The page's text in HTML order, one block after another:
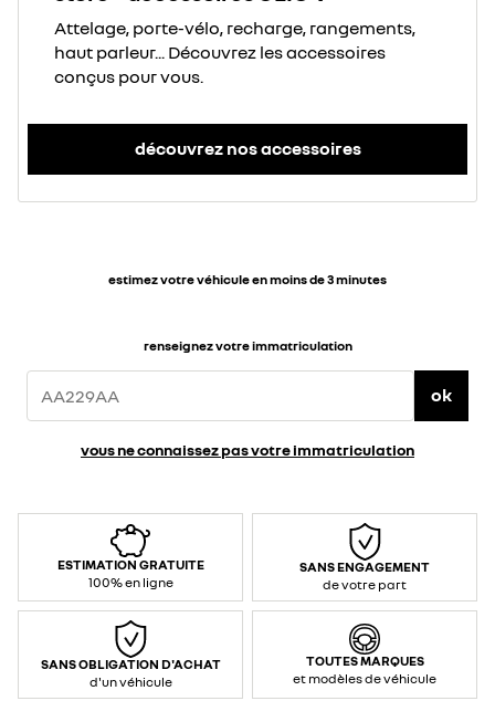
Attelage, porte-vélo, recharge, rangements,
haut parleur... Découvrez les accessoires
conçus pour vous.
découvrez nos accessoires
estimez votre véhicule en moins de 3 minutes
renseignez votre immatriculation
ok
vous ne connaissez pas votre immatriculation
ESTIMATION GRATUITE
100% en ligne
SANS ENGAGEMENT
de votre part
SANS OBLIGATION D'ACHAT
d'un véhicule
TOUTES MARQUES
et modèles de véhicule